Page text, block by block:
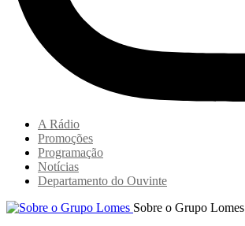
A Rádio
Promoções
Programação
Notícias
Departamento do Ouvinte
Sobre o Grupo Lomes